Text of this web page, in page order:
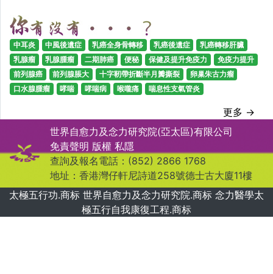
中耳炎 中風後遺症 乳癌全身骨轉移 乳癌後遺症
乳癌轉移肝臟
乳腺瘤
乳腺腫瘤 二期肺癌 便秘 保健及提升免疫力
免疫力提升
前列腺癌
前列腺脹大 十字靭帶折斷半月瓣撕裂
卵巢朱古力瘤
口水腺腫瘤
哮喘 哮喘病 喉嚨痛 喘息性支氣管炎
更多 →
世界自愈力及念力研究院(亞太區)有限公司
免責聲明 版權 私隱
查詢及報名電話：(852) 2866 1768
地址：香港灣仔軒尼詩道258號德士古大廈11樓
太極五行功.商标 世界自愈力及念力研究院.商标 念力醫學太
極五行自我康復工程.商标